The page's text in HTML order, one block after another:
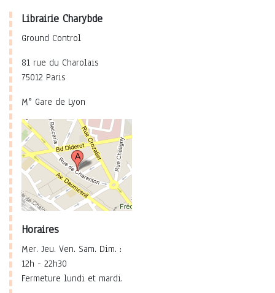
Librairie Charybde
Ground Control
81 rue du Charolais
75012 Paris
M° Gare de Lyon
Horaires
Mer. Jeu. Ven. Sam. Dim. :
12h - 22h30
Fermeture lundi et mardi.